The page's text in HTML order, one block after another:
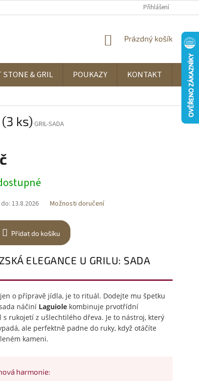
Přihlášení
NÁKUPNÍ
Prázdný košík
STONE & GRIL POUKAZY KONTAKT
ks) GRIL-SADA
13.8.2026 Možnosti doručení
Přidat do košíku
ELEGANCE U GRILU: SADA
o přípravě jídla, je to rituál. Dodejte mu špetku
náčiní Laguiole kombinuje prvotřídní
s rukojetí z ušlechtilého dřeva. Je to nástroj, který
ale perfektně padne do ruky, když otáčíte
kameni.
harmonie: